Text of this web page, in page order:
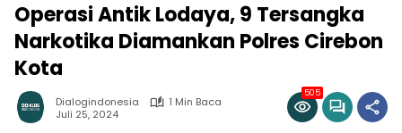
Operasi Antik Lodaya, 9 Tersangka
Narkotika Diamankan Polres Cirebon
Kota
Dialogindonesia
1 Min Baca
Juli 25, 2024
505